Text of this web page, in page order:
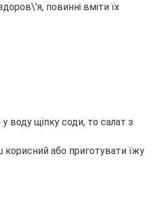
повинні вміти їх
воду щіпку соди, то салат з
або приготувати їжу